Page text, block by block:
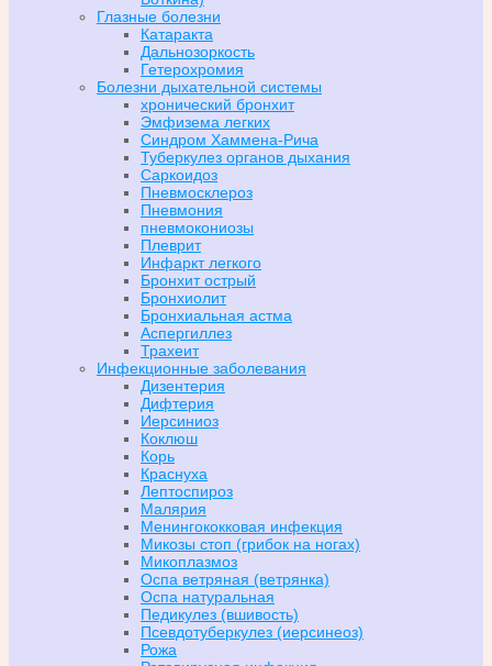
Глазные болезни
Катаракта
Дальнозоркость
Гетерохромия
Болезни дыхательной системы
хронический бронхит
Эмфизема легких
Синдром Хаммена-Рича
Туберкулез органов дыхания
Саркоидоз
Пневмосклероз
Пневмония
пневмокониозы
Плеврит
Инфаркт легкого
Бронхит острый
Бронхиолит
Бронхиальная астма
Аспергиллез
Трахеит
Инфекционные заболевания
Дизентерия
Дифтерия
Иерсиниоз
Коклюш
Корь
Краснуха
Лептоспироз
Малярия
Менингококковая инфекция
Микозы стоп (грибок на ногах)
Микоплазмоз
Оспа ветряная (ветрянка)
Оспа натуральная
Педикулез (вшивость)
Псевдотуберкулез (иерсинеоз)
Рожа